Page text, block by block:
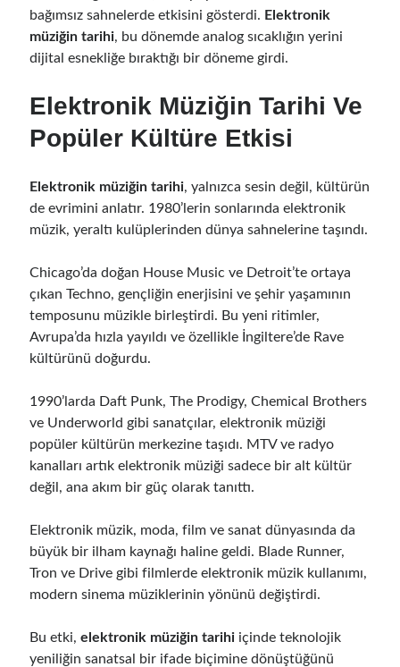
bağımsız sahnelerde etkisini gösterdi. Elektronik
müziğin tarihi, bu dönemde analog sıcaklığın yerini
dijital esnekliğe bıraktığı bir döneme girdi.
Elektronik Müziğin Tarihi Ve
Popüler Kültüre Etkisi
Elektronik müziğin tarihi, yalnızca sesin değil, kültürün
de evrimini anlatır. 1980’lerin sonlarında elektronik
müzik, yeraltı kulüplerinden dünya sahnelerine taşındı.
Chicago’da doğan House Music ve Detroit’te ortaya
çıkan Techno, gençliğin enerjisini ve şehir yaşamının
temposunu müzikle birleştirdi. Bu yeni ritimler,
Avrupa’da hızla yayıldı ve özellikle İngiltere’de Rave
kültürünü doğurdu.
1990’larda Daft Punk, The Prodigy, Chemical Brothers
ve Underworld gibi sanatçılar, elektronik müziği
popüler kültürün merkezine taşıdı. MTV ve radyo
kanalları artık elektronik müziği sadece bir alt kültür
değil, ana akım bir güç olarak tanıttı.
Elektronik müzik, moda, film ve sanat dünyasında da
büyük bir ilham kaynağı haline geldi. Blade Runner,
Tron ve Drive gibi filmlerde elektronik müzik kullanımı,
modern sinema müziklerinin yönünü değiştirdi.
Bu etki,elektronik müziğin tarihi içinde teknolojik
yeniliğin sanatsal bir ifade biçimine dönüştüğünü